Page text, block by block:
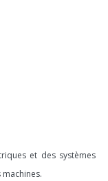
et des systèmes